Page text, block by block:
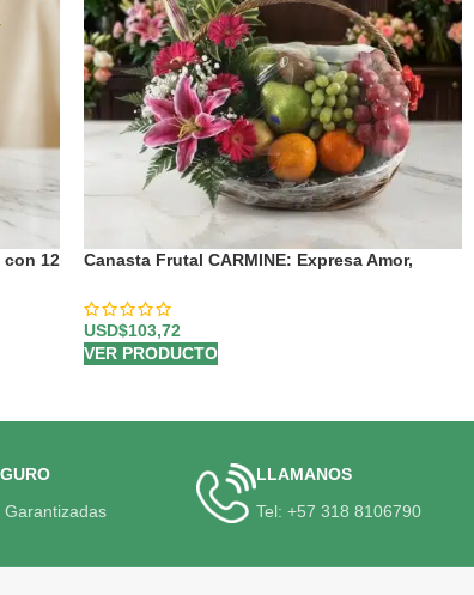
con 12
Canasta Frutal CARMINE: Expresa Amor,
USD$103,72
VER PRODUCTO
Garantizadas
LLAMANOS
Tel: +57 318 8106790